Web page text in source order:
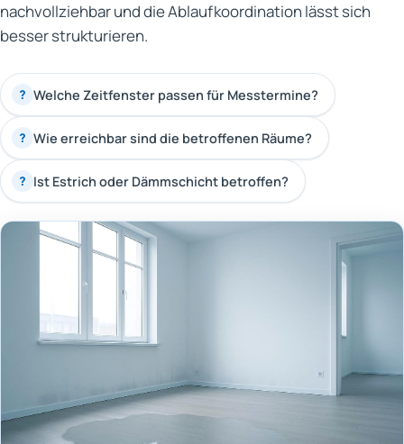
nachvollziehbar und die Ablaufkoordination lässt sich
besser strukturieren.
? Welche Zeitfenster passen für Messtermine?
? Wie erreichbar sind die betroffenen Räume?
? Ist Estrich oder Dämmschicht betroffen?